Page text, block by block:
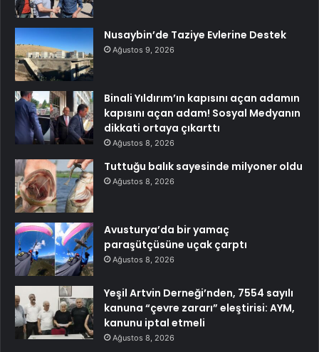
Nusaybin’de Taziye Evlerine Destek
Ağustos 9, 2026
Binali Yıldırım’ın kapısını açan adamın
kapısını açan adam! Sosyal Medyanın
dikkati ortaya çıkarttı
Ağustos 8, 2026
Tuttuğu balık sayesinde milyoner oldu
Ağustos 8, 2026
Avusturya’da bir yamaç
paraşütçüsüne uçak çarptı
Ağustos 8, 2026
Yeşil Artvin Derneği’nden, 7554 sayılı
kanuna “çevre zararı” eleştirisi: AYM,
kanunu iptal etmeli
Ağustos 8, 2026